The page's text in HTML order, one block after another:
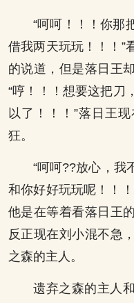
“呵呵！！！你那
借我两天玩玩！！！”
的说道，但是落日王
“哼！！！想要这把刀
以了！！！”落日王
狂。
“呵呵??放心，我
和你好好玩玩呢！！
他是在等着看落日王
反正现在刘小混不急
之森的主人。
遗弃之森的主人